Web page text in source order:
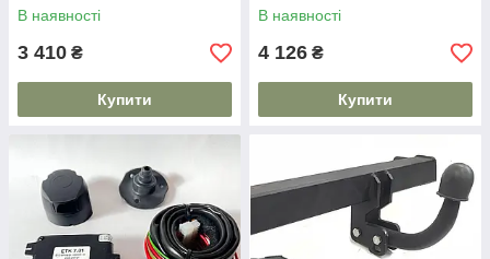
В наявності
3 410 ₴
Купити
В наявності
4 126 ₴
Купити